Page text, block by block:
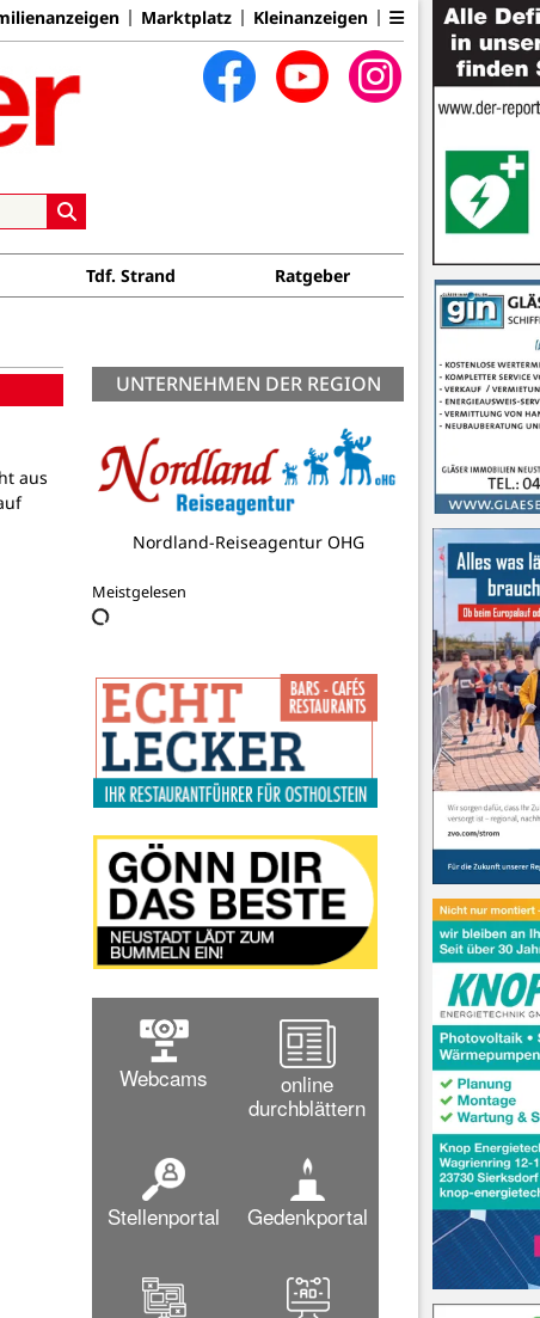
Marktplatz Kleinanzeigen
Tdf. Strand Ratgeber
aus
UNTERNEHMEN DER REGION
Nordland-Reiseagentur OHG
Meistgelesen
Webcams
online
durchblättern
Stellenportal Gedenkportal